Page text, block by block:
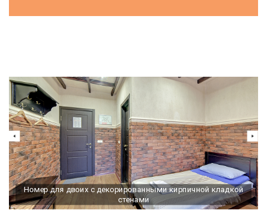
Номер для двоих с декорированными кирпичной кладкой
стенами